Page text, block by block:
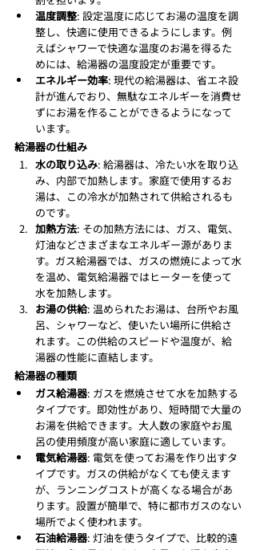
温度調整: 設定温度に応じてお湯の温度を調
整し、快適に使用できるようにします。例
えばシャワーで快適な温度のお湯を得るた
めには、給湯器の温度設定が重要です。
エネルギー効率: 現代の給湯器は、省エネ設
計が進んでおり、無駄なエネルギーを消費せ
ずにお湯を作ることができるようになって
います。
給湯器の仕組み
水の取り込み: 給湯器は、冷たい水を取り込
み、内部で加熱します。家庭で使用するお
湯は、この冷水が加熱されて供給されるも
のです。
加熱方法: その加熱方法には、ガス、電気、
灯油などさまざまなエネルギー源がありま
す。ガス給湯器では、ガスの燃焼によって水
を温め、電気給湯器ではヒーターを使って
水を加熱します。
お湯の供給: 温められたお湯は、台所やお風
呂、シャワーなど、使いたい場所に供給さ
れます。この供給のスピードや温度が、給
湯器の性能に直結します。
給湯器の種類
ガス給湯器: ガスを燃焼させて水を加熱する
タイプです。即効性があり、短時間で大量の
お湯を供給できます。大人数の家庭やお風
呂の使用頻度が高い家庭に適しています。
電気給湯器: 電気を使ってお湯を作り出すタ
イプです。ガスの供給がなくても使えます
が、ランニングコストが高くなる場合があ
ります。設置が簡単で、特に都市ガスのない
場所でよく使われます。
石油給湯器: 灯油を使うタイプで、比較的遠